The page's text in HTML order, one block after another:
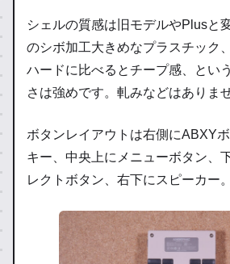
シェルの質感は旧モデルやPlusと
のシボ加工大きめなプラスチック
ハードに比べるとチープ感、とい
さは強めです。軋みなどはありませ
ボタンレイアウトは右側にABXY
キー、中央上にメニューボタン、
レクトボタン、右下にスピーカー。